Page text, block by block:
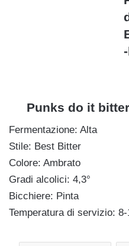
Punks do it
Fermentazione: Alta
Stile: Best Bitter
Colore: Ambrato
Gradi alcolici: 4,3°
Bicchiere: Pinta
Temperatura di servizio: 8-